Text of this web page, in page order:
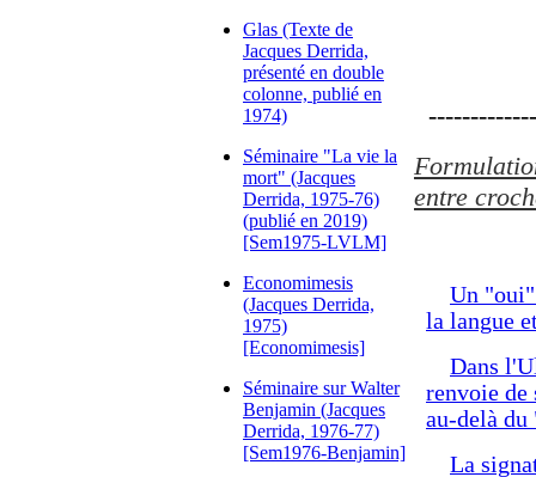
Glas (Texte de
Jacques Derrida,
présenté en double
colonne, publié en
1974)
Séminaire "La vie la
mort" (Jacques
Derrida, 1975-76)
(publié en 2019)
[Sem1975-LVLM]
Economimesis
(Jacques Derrida,
1975)
[Economimesis]
Séminaire sur Walter
Benjamin (Jacques
Derrida, 1976-77)
[Sem1976-Benjamin]
entre
Un
la langue
Dans
renvoie
au-delà
La